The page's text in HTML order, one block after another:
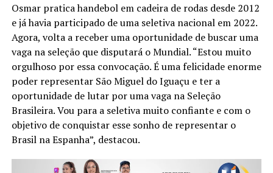
Osmar pratica handebol em cadeira de rodas desde 2012
e já havia participado de uma seletiva nacional em 2022.
Agora, volta a receber uma oportunidade de buscar uma
vaga na seleção que disputará o Mundial. “Estou muito
orgulhoso por essa convocação. É uma felicidade enorme
poder representar São Miguel do Iguaçu e ter a
oportunidade de lutar por uma vaga na Seleção
Brasileira. Vou para a seletiva muito confiante e com o
objetivo de conquistar esse sonho de representar o
Brasil na Espanha”, destacou.